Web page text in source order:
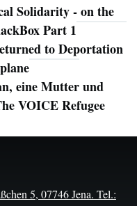
Solidarity - on the
Part 1
to Deportation
eine Mutter und
VOICE Refugee
5, 07746 Jena. Tel.: